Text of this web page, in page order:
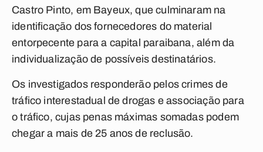
Castro Pinto, em Bayeux, que culminaram na
identificação dos fornecedores do material
entorpecente para a capital paraibana, além da
individualização de possíveis destinatários.
Os investigados responderão pelos crimes de
tráfico interestadual de drogas e associação para
o tráfico, cujas penas máximas somadas podem
chegar a mais de 25 anos de reclusão.